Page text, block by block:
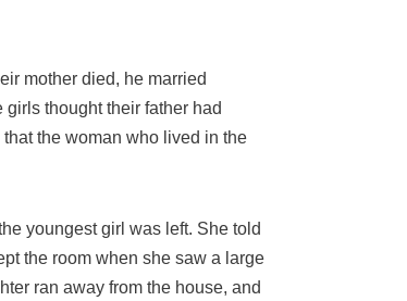
mother died, he married
thought their father had
the woman who lived in the
youngest girl was left. She told
the room when she saw a large
ran away from the house, and